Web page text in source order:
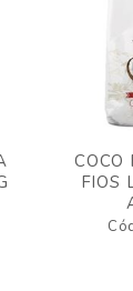
COCO
FIOS